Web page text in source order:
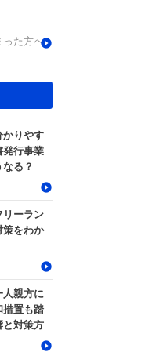
った方へ
かりやす
発行事業
る？
リーラン
策をわか
人親方に
措置も踏
と対策方